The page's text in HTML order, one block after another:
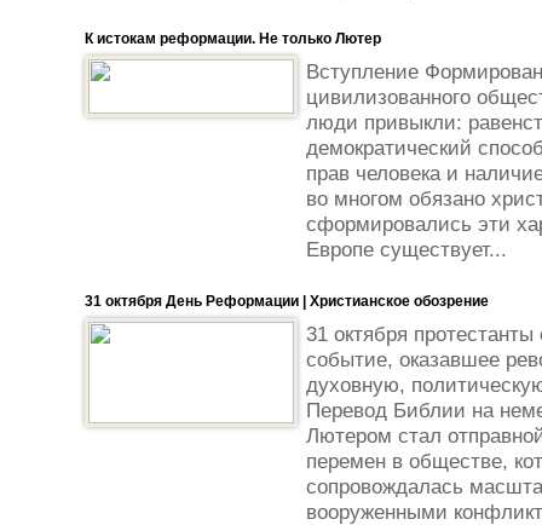
К истокам реформации. Не только Лютер
Вступление
цивилизованного
люди привыкли:
демократический
прав человека и
во многом обязано
сформировались эти
Европе существует...
31 октября День Реформации | Христианское обозрение
31 октября
событие, оказавшее
духовную,
Перевод Библии на
Лютером стал
перемен в обществе,
сопровождалась
вооруженными